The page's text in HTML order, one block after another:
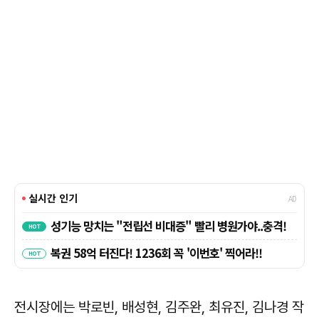
전시장에는 박로빈, 배성현, 김주완, 최유진, 김나경 작